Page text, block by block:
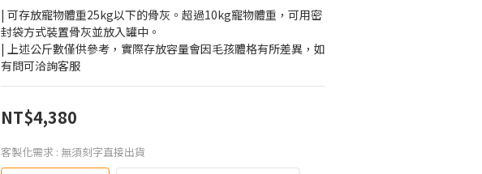
| 可存放寵物體重25kg以下的骨灰。超過10kg寵物體重，可用密
封袋方式裝置骨灰並放入罐中。
| 上述公斤數僅供參考，實際存放容量會因毛孩體格有所差異，如
有問可洽詢客服
NT$4,380
客製化需求 : 無須刻字直接出貨